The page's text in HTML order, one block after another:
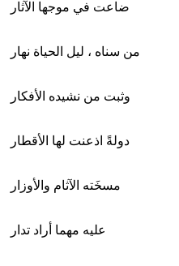
ضاعت في موجها الآثار
من سناه ، ليل الحياة نهار
وثبت من نشيده الأفكار
دولةً اذعنت لها الأقطار
مسخَته الآثام والأوزار
عليه مهما أراد تدار